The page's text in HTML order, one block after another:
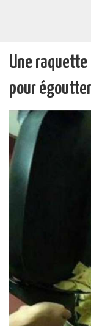
Une raquette
pour